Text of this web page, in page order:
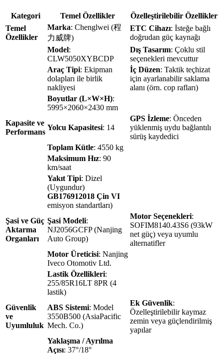
Kategori Temel Özellikler
Özelleştirilebilir Özellikler
Temel
Özellikler
Marka: Chenglwei (程
力威牌)
ETC Cihazı: İsteğe bağlı
doğrudan güç kaynağı
Model:
CLW5050XYBCDP
Dış Tasarım: Çoklu stil
seçenekleri mevcuttur
Araç Tipi: Ekipman
dolapları ile birlik
nakliyesi
İç Düzen: Taktik teçhizat
için ayarlanabilir saklama
alanı (örn. cop rafları)
Boyutlar (L×W×H):
5995×2060×2430 mm
Kapasite ve
Performans
Yolcu Kapasitesi: 14
GPS İzleme: Önceden
yüklenmiş uydu bağlantılı
sürüş kaydedici
Toplam Kütle: 4550 kg
Maksimum Hız: 90
km/saat
Yakıt Tipi: Dizel
(Uygundur)
GB176912018 Çin VI
emisyon standartları)
Şasi ve Güç
Aktarma
Organları
Şasi Modeli:
NJ2056GCFP (Nanjing
Auto Group)
Motor Seçenekleri:
SOFIM8140.43S6 (93kW
net güç) veya uyumlu
alternatifler
Motor Üreticisi: Nanjing
Iveco Otomotiv Ltd.
Lastik Özellikleri:
255/85R16LT 8PR (4
lastik)
Güvenlik
ve
Uyumluluk
ABS Sistemi: Model
3550B500 (AsiaPacific
Mech. Co.)
Ek Güvenlik:
Özelleştirilebilir kaymaz
zemin veya güçlendirilmiş
yapılar
Yaklaşma / Ayrılma
Açısı: 37°/18°